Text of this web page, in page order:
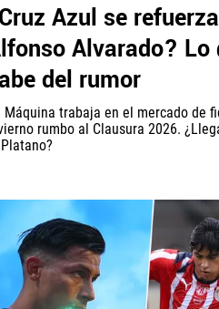
Azul se
Alvarado? Lo
del rumor
Máquina trabaja en el mercado de
rumbo al Clausura 2026.